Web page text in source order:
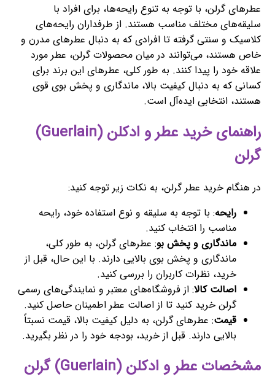
عطرهای گرلن، با توجه به تنوع رایحه‌ها، برای افراد با
سلیقه‌های مختلف مناسب هستند. از طرفداران رایحه‌های
کلاسیک و سنتی گرفته تا افرادی که به دنبال عطرهای مدرن و
خاص هستند، می‌توانند در میان محصولات گرلن، عطر مورد
علاقه خود را پیدا کنند. به طور کلی، عطرهای این برند برای
کسانی که به دنبال کیفیت بالا، ماندگاری و پخش بوی قوی
هستند، انتخابی ایده‌آل است.
راهنمای خرید عطر و ادکلن (Guerlain)
گرلن
در هنگام خرید عطر گرلن، به نکات زیر توجه کنید:
رایحه: با توجه به سلیقه و نوع استفاده خود، رایحه
مناسب را انتخاب کنید.
ماندگاری و پخش بو: عطرهای گرلن، به طور کلی،
ماندگاری و پخش بوی بالایی دارند. با این حال، قبل از
خرید، نظرات کاربران را بررسی کنید.
اصالت کالا: از فروشگاه‌های معتبر و نمایندگی‌های رسمی
گرلن خرید کنید تا از اصالت عطر اطمینان حاصل کنید.
قیمت: عطرهای گرلن، به دلیل کیفیت بالا، قیمت نسبتاً
بالایی دارند. قبل از خرید، بودجه خود را در نظر بگیرید.
مشخصات عطر و ادکلن (Guerlain) گرلن